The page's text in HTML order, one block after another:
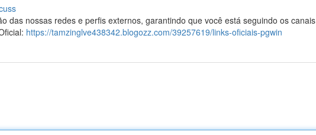
das nossas redes e perfis externos, garantindo que você está seguindo os canais
https://tamzinglve438342.blogozz.com/39257619/links-oficiais-pgwin